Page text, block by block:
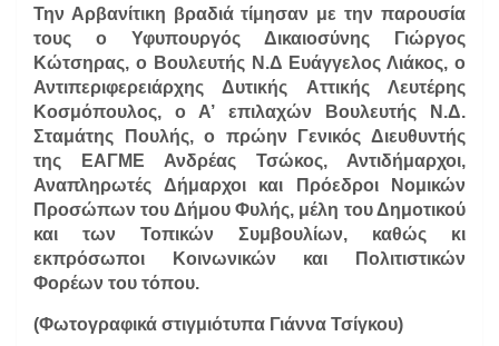
Την Αρβανίτικη βραδιά τίμησαν με την παρουσία
τους ο Υφυπουργός Δικαιοσύνης Γιώργος
Κώτσηρας, ο Βουλευτής Ν.Δ Ευάγγελος Λιάκος, ο
Αντιπεριφερειάρχης Δυτικής Αττικής Λευτέρης
Κοσμόπουλος, ο Α’ επιλαχών Βουλευτής Ν.Δ.
Σταμάτης Πουλής, ο πρώην Γενικός Διευθυντής
της ΕΑΓΜΕ Ανδρέας Τσώκος, Αντιδήμαρχοι,
Αναπληρωτές Δήμαρχοι και Πρόεδροι Νομικών
Προσώπων του Δήμου Φυλής, μέλη του Δημοτικού
και των Τοπικών Συμβουλίων, καθώς κι
εκπρόσωποι Κοινωνικών και Πολιτιστικών
Φορέων του τόπου.
(Φωτογραφικά στιγμιότυπα Γιάννα Τσίγκου)